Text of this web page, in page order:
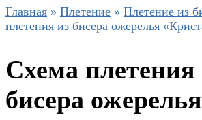
Главная » Плетение » Плетение из
плетения из бисера ожерелья
Схема плетения
бисера ожерелья